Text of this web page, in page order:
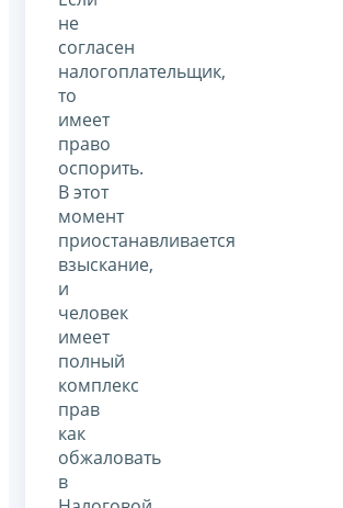
не
согласен
налогоплательщик,
то
имеет
право
оспорить.
В этот
момент
приостанавливается
взыскание,
и
человек
имеет
полный
комплекс
прав
как
обжаловать
в